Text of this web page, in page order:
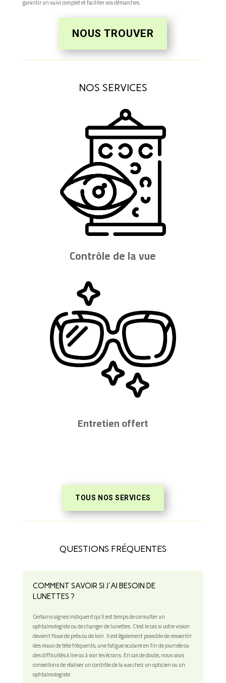
garantir un suivi complet et faciliter vos démarches.
NOUS TROUVER
NOS SERVICES
Contrôle de la vue
Entretien offert
TOUS NOS SERVICES
QUESTIONS FRÉQUENTES
COMMENT SAVOIR SI J'AI BESOIN DE
LUNETTES ?
Certains signes indiquent qu’il est temps de consulter un
ophtalmologiste ou de changer de lunettes. C’est le cas si votre vision
devient floue de près ou de loin. Il est également possible de ressentir
des maux de tête fréquents, une fatigue oculaire en fin de journée ou
des difficultés à lire ou à voir les écrans. En cas de doute, nous vous
conseillons de réaliser un contrôle de la vue chez un opticien ou un
ophtalmologiste